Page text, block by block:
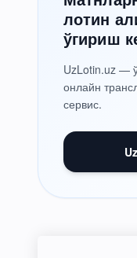
лотин
ўгириш
UzLotin.uz —
онлайн
сервис.